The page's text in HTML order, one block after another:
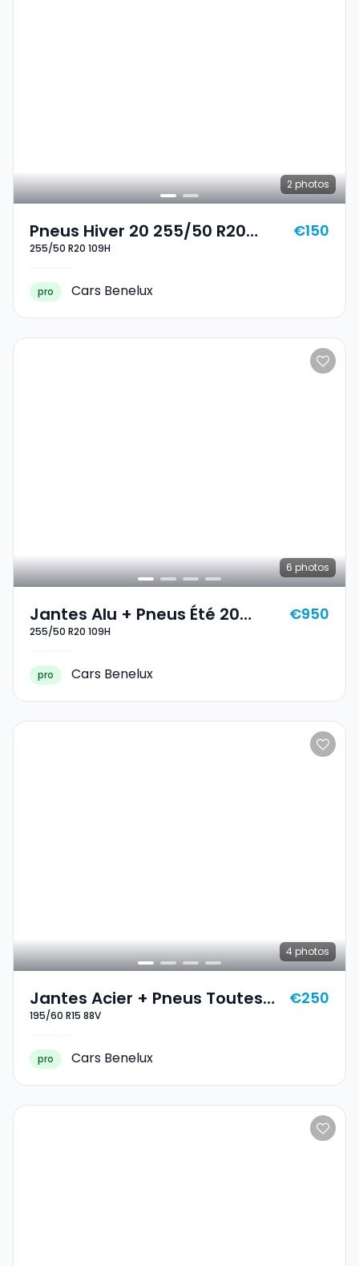
2 photos
Pneus Hiver 20 255/50 R20
109H
255/50 R20 109H
€150
pro Cars Benelux
6 photos
Jantes Alu + Pneus Été 20
255/50 R20 109H
255/50 R20 109H
€950
pro Cars Benelux
4 photos
Jantes Acier + Pneus Toutes
Saisons 15 195/60 R15 88V
195/60 R15 88V
€250
pro Cars Benelux